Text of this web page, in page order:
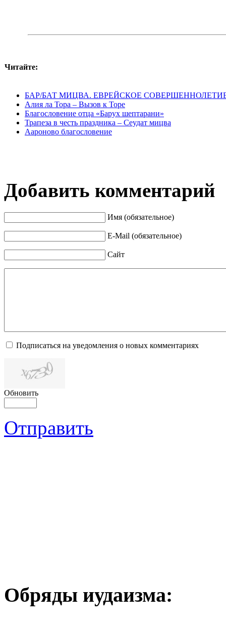
Читайте:
БАР/БАТ МИЦВА. ЕВРЕЙСКОЕ
Алия ла Тора – Вызов к Торе
Благословение отца «Барух шептарани»
Трапеза в честь праздника – Сеудат мицва
Аароново благословение
Добавить комментарий
Имя (обязательное)
E-Mail (обязательное)
Сайт
Подписаться на уведомления о новых комментариях
Обновить
Отправить
Обряды иудаизма: